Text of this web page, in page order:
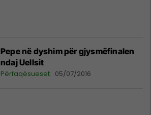
Pepe në dyshim për gjysmëfinalen
ndaj Uellsit
Përfaqësueset 05/07/2016